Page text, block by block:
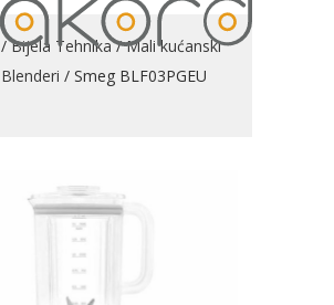
/Bijela Tehnika/Mali kućanski
Blenderi / Smeg BLF03PGEU